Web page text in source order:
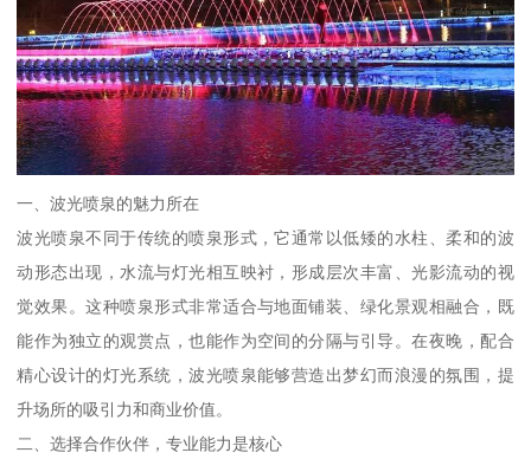
一、波光喷泉的魅力所在
波光喷泉不同于传统的喷泉形式，它通常以低矮的水柱、柔和的波
动形态出现，水流与灯光相互映衬，形成层次丰富、光影流动的视
觉效果。这种喷泉形式非常适合与地面铺装、绿化景观相融合，既
能作为独立的观赏点，也能作为空间的分隔与引导。在夜晚，配合
精心设计的灯光系统，波光喷泉能够营造出梦幻而浪漫的氛围，提
升场所的吸引力和商业价值。
二、选择合作伙伴，专业能力是核心